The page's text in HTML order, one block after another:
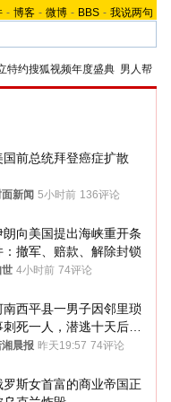
- 博客 - 微博 - BBS - 我说两句
特约搜狐视频年度盛典 男人帮
国前总统拜登癌症扩散
新闻 5小时前 136评论
朗向美国提出海峡重开条
：撤军、赔款、解除封锁
4小时前 74评论
南西平县一男子因邻里琐
刺死一人，潜逃十天后在
多公里外一片玉米地里落
晨报 昨天19:57 74评论
罗斯女首富的商业帝国正